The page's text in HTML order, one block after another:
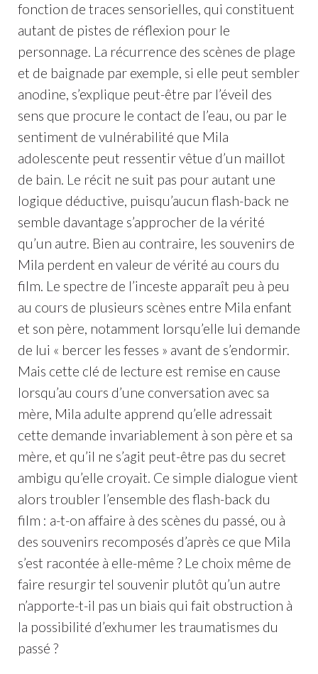
fonction de traces sensorielles, qui constituent
autant de pistes de réflexion pour le
personnage. La récurrence des scènes de plage
et de baignade par exemple, si elle peut sembler
anodine, s’explique peut-être par l’éveil des
sens que procure le contact de l’eau, ou par le
sentiment de vulnérabilité que Mila
adolescente peut ressentir vêtue d’un maillot
de bain. Le récit ne suit pas pour autant une
logique déductive, puisqu’aucun flash-back ne
semble davantage s’approcher de la vérité
qu’un autre. Bien au contraire, les souvenirs de
Mila perdent en valeur de vérité au cours du
film. Le spectre de l’inceste apparaît peu à peu
au cours de plusieurs scènes entre Mila enfant
et son père, notamment lorsqu’elle lui demande
de lui « bercer les fesses » avant de s’endormir.
Mais cette clé de lecture est remise en cause
lorsqu’au cours d’une conversation avec sa
mère, Mila adulte apprend qu’elle adressait
cette demande invariablement à son père et sa
mère, et qu’il ne s’agit peut-être pas du secret
ambigu qu’elle croyait. Ce simple dialogue vient
alors troubler l’ensemble des flash-back du
film : a-t-on affaire à des scènes du passé, ou à
des souvenirs recomposés d’après ce que Mila
s’est racontée à elle-même ? Le choix même de
faire resurgir tel souvenir plutôt qu’un autre
n’apporte-t-il pas un biais qui fait obstruction à
la possibilité d’exhumer les traumatismes du
passé ?